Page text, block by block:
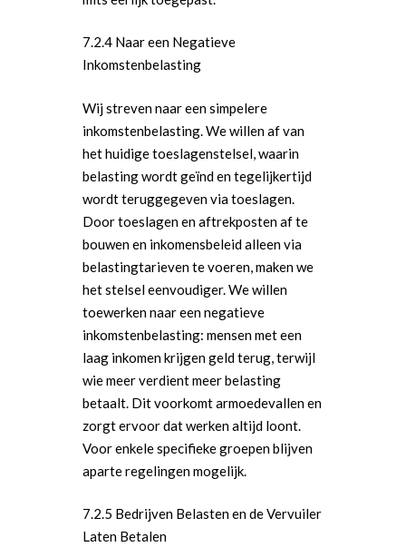
7.2.4 Naar een Negatieve
Inkomstenbelasting
Wij streven naar een simpelere
inkomstenbelasting. We willen af van
het huidige toeslagenstelsel, waarin
belasting wordt geïnd en tegelijkertijd
wordt teruggegeven via toeslagen.
Door toeslagen en aftrekposten af te
bouwen en inkomensbeleid alleen via
belastingtarieven te voeren, maken we
het stelsel eenvoudiger. We willen
toewerken naar een negatieve
inkomstenbelasting: mensen met een
laag inkomen krijgen geld terug, terwijl
wie meer verdient meer belasting
betaalt. Dit voorkomt armoedevallen en
zorgt ervoor dat werken altijd loont.
Voor enkele specifieke groepen blijven
aparte regelingen mogelijk.
7.2.5 Bedrijven Belasten en de Vervuiler
Laten Betalen